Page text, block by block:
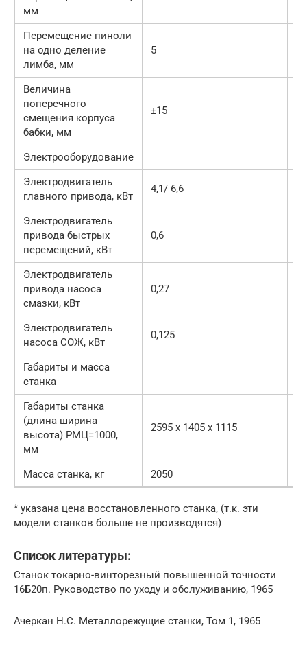
мм
Перемещение пиноли
на одно деление
лимба, мм
5
Величина
поперечного
смещения корпуса
бабки, мм
±15
Электрооборудование
Электродвигатель
главного привода, кВт
4,1/ 6,6
Электродвигатель
привода быстрых
перемещений, кВт
0,6
Электродвигатель
привода насоса
смазки, кВт
0,27
Электродвигатель
насоса СОЖ, кВт
0,125
Габариты и масса
станка
Габариты станка
(длина ширина
высота) РМЦ=1000,
мм
2595 х 1405 х 1115
Масса станка, кг 2050
* указана цена восстановленного станка, (т.к. эти
модели станков больше не производятся)
Список литературы:
Станок токарно-винторезный повышенной точности
16Б20п. Руководство по уходу и обслуживанию, 1965
Ачеркан Н.С. Металлорежущие станки, Том 1, 1965